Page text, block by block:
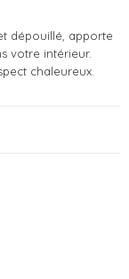
dépouillé, apporte
votre intérieur.
chaleureux.